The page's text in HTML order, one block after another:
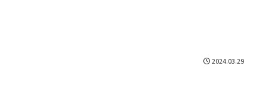
2024.03.29